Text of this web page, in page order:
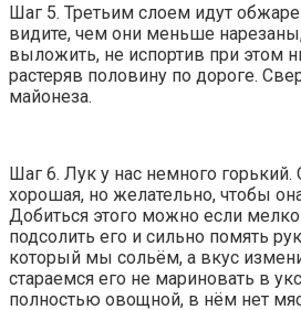
Шаг 5. Третьим слоем идут
видите, чем они меньше
выложить, не испортив при этом
растеряв половину по дороге.
майонеза.
Шаг 6. Лук у нас немного горький.
хорошая, но желательно, чтобы
Добиться этого можно если мелко
подсолить его и сильно помять
который мы сольём, а вкус
стараемся его не мариновать в
полностью овощной, в нём нет